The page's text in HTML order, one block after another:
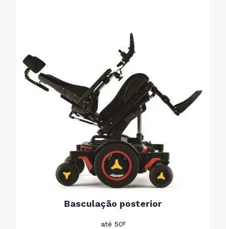
Basculação posterior
até 50º